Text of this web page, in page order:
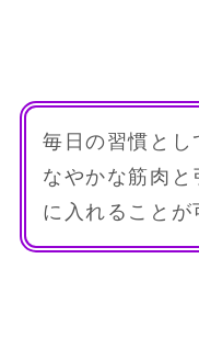
毎日の習慣とし
なやかな筋肉
に入れることが